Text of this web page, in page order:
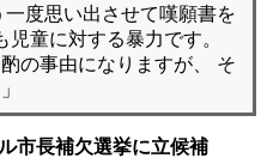
度思い出させて嘆願書を
童に対する暴力です。
の事由になりますが、 そ
市長補欠選挙に立候補